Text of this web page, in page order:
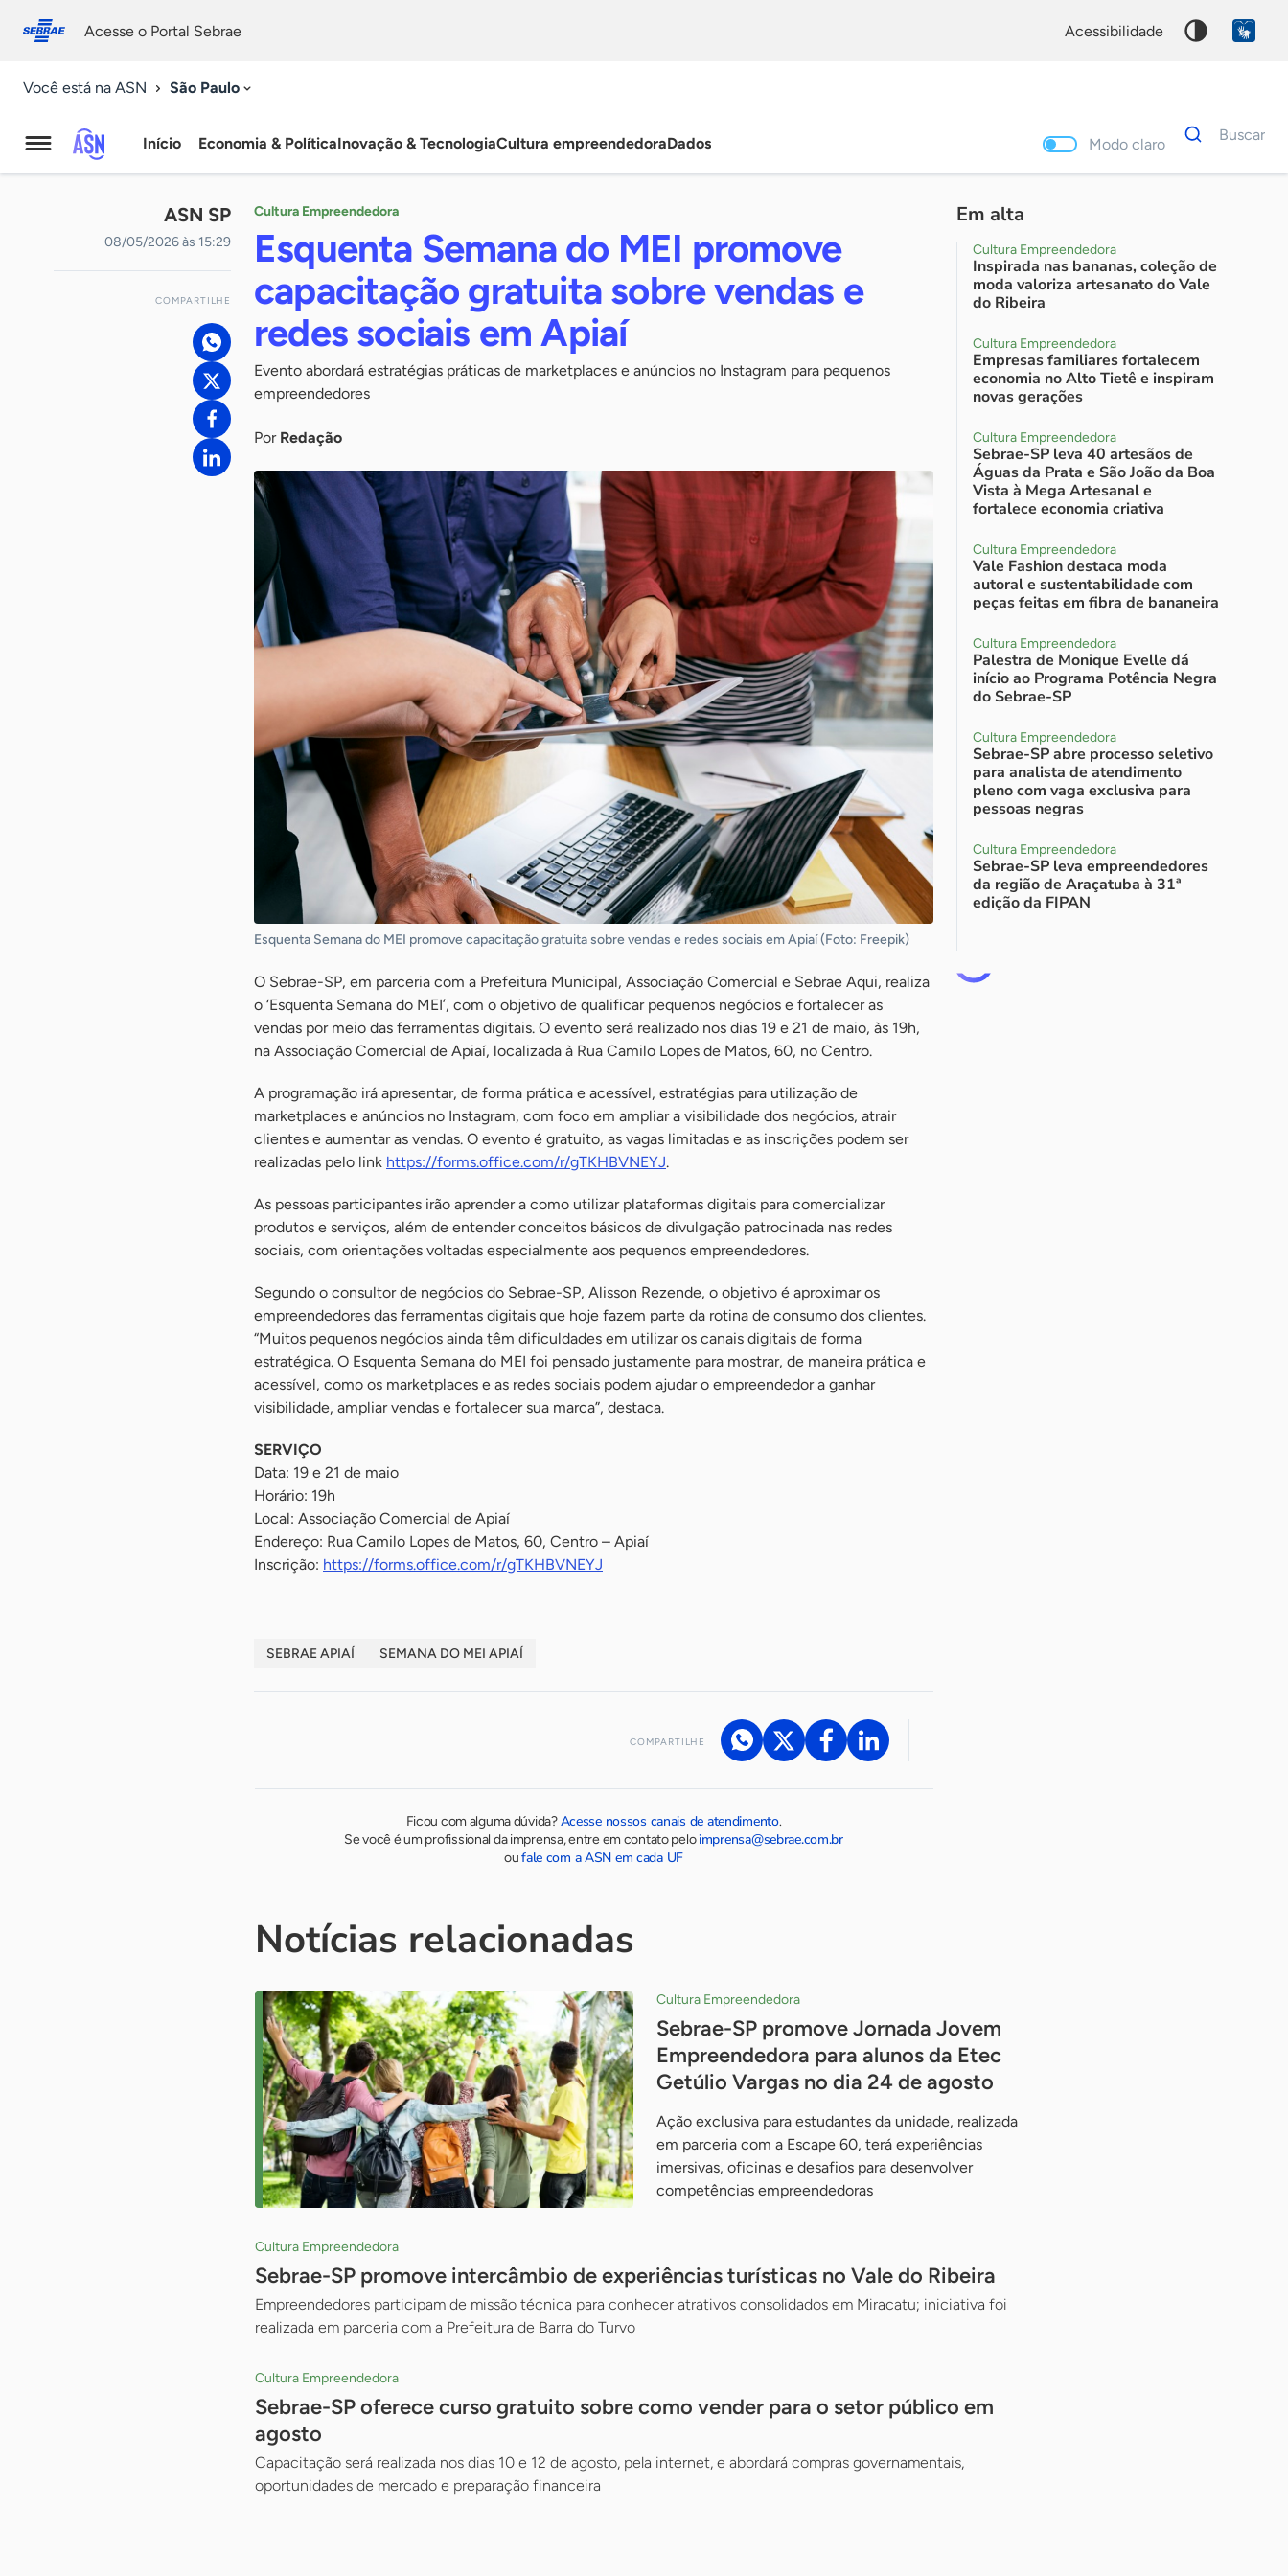
conosco
Acesse o Portal Sebrae acessibilidade
Você está na ASN São Paulo
Agência
Sebrae
de
Notícias
Início Economia & PolíticaInovação & TecnologiaCultura empreendedoraDados Modo claro
Dados
para
Buscar
ASN SP
08/05/2026 às 15:29
COMPARTILHE
Cultura Empreendedora
Esquenta Semana do MEI promove
capacitação gratuita sobre vendas e
redes sociais em Apiaí
Evento abordará estratégias práticas de marketplaces e anúncios no Instagram para pequenos
empreendedores
Por Redação
Esquenta Semana do MEI promove capacitação gratuita sobre vendas e redes sociais em Apiaí (Foto: Freepik)
O Sebrae-SP, em parceria com a Prefeitura Municipal, Associação Comercial e Sebrae Aqui, realiza
o ‘Esquenta Semana do MEI’, com o objetivo de qualificar pequenos negócios e fortalecer as
vendas por meio das ferramentas digitais. O evento será realizado nos dias 19 e 21 de maio, às 19h,
na Associação Comercial de Apiaí, localizada à Rua Camilo Lopes de Matos, 60, no Centro.
A programação irá apresentar, de forma prática e acessível, estratégias para utilização de
marketplaces e anúncios no Instagram, com foco em ampliar a visibilidade dos negócios, atrair
clientes e aumentar as vendas. O evento é gratuito, as vagas limitadas e as inscrições podem ser
realizadas pelo link https://forms.office.com/r/gTKHBVNEYJ.
As pessoas participantes irão aprender a como utilizar plataformas digitais para comercializar
produtos e serviços, além de entender conceitos básicos de divulgação patrocinada nas redes
sociais, com orientações voltadas especialmente aos pequenos empreendedores.
Segundo o consultor de negócios do Sebrae-SP, Alisson Rezende, o objetivo é aproximar os
empreendedores das ferramentas digitais que hoje fazem parte da rotina de consumo dos clientes.
“Muitos pequenos negócios ainda têm dificuldades em utilizar os canais digitais de forma
estratégica. O Esquenta Semana do MEI foi pensado justamente para mostrar, de maneira prática e
acessível, como os marketplaces e as redes sociais podem ajudar o empreendedor a ganhar
visibilidade, ampliar vendas e fortalecer sua marca”, destaca.
SERVIÇO
Data: 19 e 21 de maio
Horário: 19h
Local: Associação Comercial de Apiaí
Endereço: Rua Camilo Lopes de Matos, 60, Centro – Apiaí
Inscrição: https://forms.office.com/r/gTKHBVNEYJ
SEBRAE APIAÍ SEMANA DO MEI APIAÍ
COMPARTILHE
Ficou com alguma dúvida?Acesse nossos canais de atendimento.
Se você é um profissional da imprensa, entre em contato peloimprensa@sebrae.com.br
oufale com a ASN em cada UF
Em alta
Cultura Empreendedora
Inspirada nas bananas, coleção de
moda valoriza artesanato do Vale
do Ribeira
Cultura Empreendedora
Empresas familiares fortalecem
economia no Alto Tietê e inspiram
novas gerações
Cultura Empreendedora
Sebrae-SP leva 40 artesãos de
Águas da Prata e São João da Boa
Vista à Mega Artesanal e
fortalece economia criativa
Cultura Empreendedora
Vale Fashion destaca moda
autoral e sustentabilidade com
peças feitas em fibra de bananeira
Cultura Empreendedora
Palestra de Monique Evelle dá
início ao Programa Potência Negra
do Sebrae-SP
Cultura Empreendedora
Sebrae-SP abre processo seletivo
para analista de atendimento
pleno com vaga exclusiva para
pessoas negras
Cultura Empreendedora
Sebrae-SP leva empreendedores
da região de Araçatuba à 31ª
edição da FIPAN
Notícias relacionadas
Cultura Empreendedora
Sebrae-SP promove Jornada Jovem
Empreendedora para alunos da Etec
Getúlio Vargas no dia 24 de agosto
Ação exclusiva para estudantes da unidade, realizada
em parceria com a Escape 60, terá experiências
imersivas, oficinas e desafios para desenvolver
competências empreendedoras
Cultura Empreendedora
Sebrae-SP promove intercâmbio de experiências turísticas no Vale do Ribeira
Empreendedores participam de missão técnica para conhecer atrativos consolidados em Miracatu; iniciativa foi
realizada em parceria com a Prefeitura de Barra do Turvo
Cultura Empreendedora
Sebrae-SP oferece curso gratuito sobre como vender para o setor público em
agosto
Capacitação será realizada nos dias 10 e 12 de agosto, pela internet, e abordará compras governamentais,
oportunidades de mercado e preparação financeira